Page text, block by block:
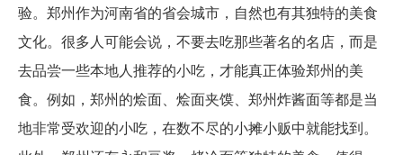
验。郑州作为河南省的省会城市，自然也有其独特的美食
文化。很多人可能会说，不要去吃那些著名的名店，而是
去品尝一些本地人推荐的小吃，才能真正体验郑州的美
食。例如，郑州的烩面、烩面夹馍、郑州炸酱面等都是当
地非常受欢迎的小吃，在数不尽的小摊小贩中就能找到。